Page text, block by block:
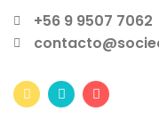
+56 9 9507 7062